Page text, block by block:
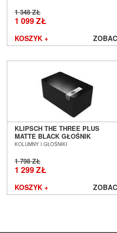
1 348 ZŁ
1 099 ZŁ
KOSZYK +
KLIPSCH THE THREE PLUS
MATTE BLACK GŁOŚNIK
BLUETOOTH SALON POZNAŃ
KOLUMNY I GŁOŚNIKI
1 798 ZŁ
1 299 ZŁ
KOSZYK +